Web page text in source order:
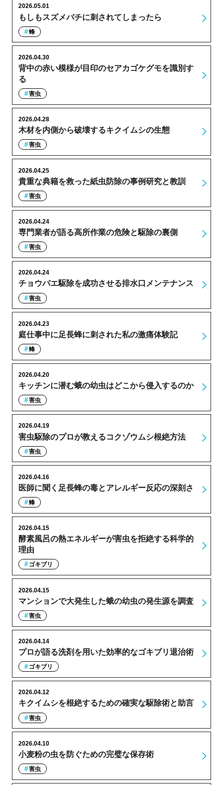
もしもスズメバチに刺されてしまったら
2026.05.01
蜂
背中の赤い模様が目印のセアカゴケグモを識別す
る
2026.04.30
害虫
木材を内側から破壊するキクイムシの生態
2026.04.28
害虫
貴重な典籍を救った紙虫防除の事例研究と教訓
2026.04.25
害虫
専門業者が語る高所作業の危険と駆除の裏側
2026.04.24
害虫
チョウバエ駆除を成功させる排水口メンテナンス
2026.04.24
害虫
庭仕事中に足長蜂に刺された私の激痛体験記
2026.04.23
蜂
キッチンに潜む蛾の幼虫はどこから侵入するのか
2026.04.20
害虫
害虫駆除のプロが教えるコクゾウムシ根絶方法
2026.04.19
害虫
医師に聞く足長蜂の毒とアレルギー反応の深刻さ
2026.04.16
蜂
酵素風呂の熱エネルギーが害虫を拒絶する科学的
理由
2026.04.15
ゴキブリ
マンションで大発生した蛾の幼虫の発生源を調査
2026.04.15
害虫
プロが語る洗剤を用いた効率的なゴキブリ退治術
2026.04.14
ゴキブリ
キクイムシを根絶するための確実な駆除術と助言
2026.04.12
害虫
小麦粉の虫を防ぐための完璧な保存術
2026.04.10
害虫